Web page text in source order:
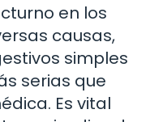
en los
causas,
simples
serias que
Es vital